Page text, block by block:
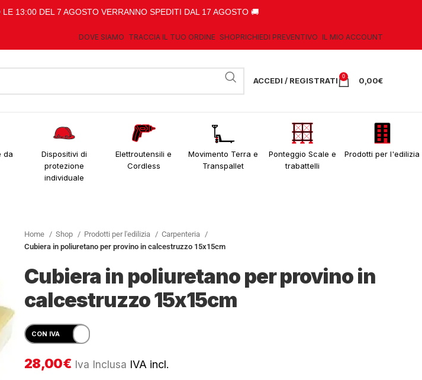
13:00 DEL 7 AGOSTO VERRANNO SPEDITI DAL 17 AGOSTO 🚚
DOVE SIAMO TRACCIA IL TUO ORDINE SHOPRICHIEDI PREVENTIVO IL MIO ACCOUNT
ACCEDI / REGISTRATI 0 0,00€
da
Dispositivi di
protezione
individuale
Elettroutensili e
Cordless
Movimento Terra e
Transpallet
Ponteggio Scale e
trabattelli
Prodotti per l'edilizia
Home Shop Prodotti per l'edilizia
Carpenteria
Cubiera in poliuretano per provino in calcestruzzo 15x15cm
Cubiera in poliuretano per provino in
calcestruzzo 15x15cm
28,00€ Iva Inclusa IVA incl.